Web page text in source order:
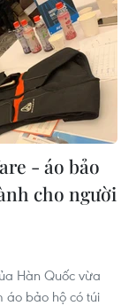
- áo bảo
cho người
Hàn Quốc vừa
áo bảo hộ có túi